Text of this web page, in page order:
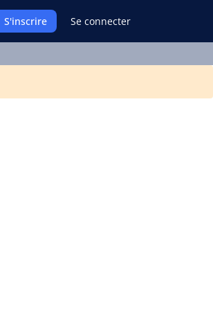
S'inscrire Se connecter